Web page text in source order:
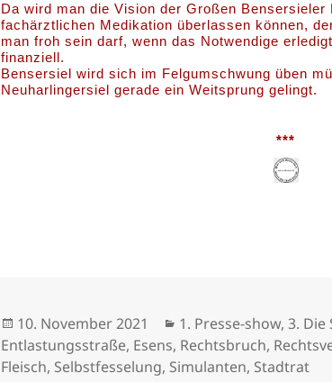
Da wird man die Vision der Großen
fachärztlichen Medikation überlassen können,
man froh sein darf, wenn das Notwendige
finanziell.
Bensersiel wird sich im Felgumschwung üben
Neuharlingersiel gerade ein Weitsprung gelingt.
***
Veröffentlicht
am
10. November 2021 Kategorien
1. Presse-show,3. Die
Entlastungsstraße, Esens, Rechtsbruch,
Fleisch, Selbstfesselung, Simulanten, Stadtrat